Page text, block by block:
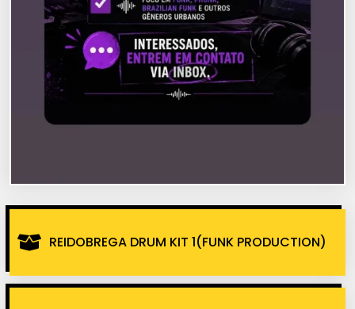
REIDOBREGA DRUM KIT 1(FUNK PRODUCTION)